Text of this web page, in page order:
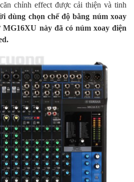
chỉnh effect được cải thiện và tinh
dùng chọn chế độ bằng núm xoay
này đã có núm xoay điện